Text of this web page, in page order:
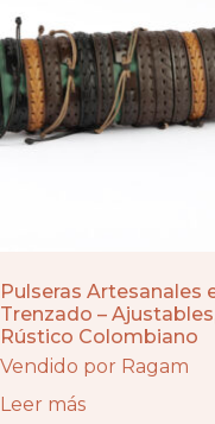
Pulseras Artesanales
Trenzado –
Rústico Colombiano
Vendido por Ragam
Leer más